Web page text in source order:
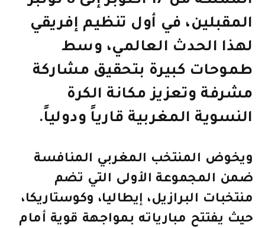
المقبلين، في أول تنظيم إفريقي
لهذا الحدث العالمي، وسط
طموحات كبيرة بتحقيق مشاركة
مشرفة وتعزيز مكانة الكرة
النسوية المغربية قارياً ودولياً.
ويخوض المنتخب المغربي المنافسة
ضمن المجموعة الأولى التي تضم
منتخبات البرازيل، إيطاليا، وكوستاريكا،
حيث يفتتح مبارياته بمواجهة قوية أمام